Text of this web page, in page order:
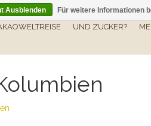
UND ZUCKER?
Ausblenden Für weitere Informationen